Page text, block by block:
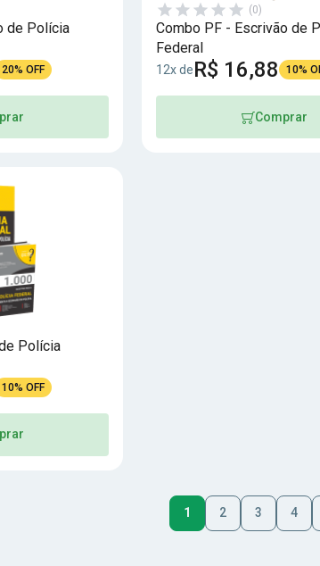
de Polícia
20% OFF
(0)
Combo PF - Escrivão de
Federal
12x deR$ 16,88 10%
Comprar
Polícia
10% OFF
1 2 3 4